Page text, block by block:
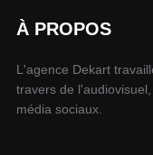
À PROPOS
L'agence Dekart
travers de
média sociaux.